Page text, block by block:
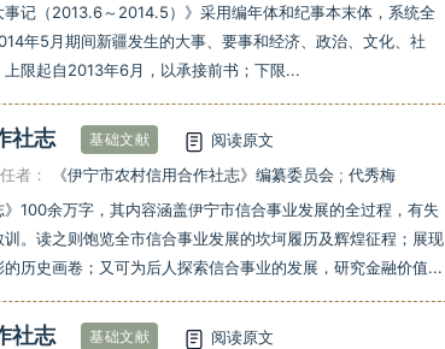
事记（2013.6～2014.5）》采用编年体和纪事本末体，系统全
年5月期间新疆发生的大事、要事和经济、政治、文化、社
限起自2013年6月，以承接前书；下限...
社志 基础文献
阅读原文
者： 《伊宁市农村信用合作社志》编纂委员会 ; 代秀梅
》100余万字，其内容涵盖伊宁市信合事业发展的全过程，有失
。读之则饱览全市信合事业发展的坎坷履历及辉煌征程；展现
历史画卷；又可为后人探索信合事业的发展，研究金融价值...
社志 基础文献
阅读原文